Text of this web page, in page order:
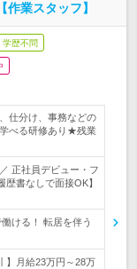
業スタッフ】
学歴不問
仕分け、事務などの
べる研修あり★残業
正社員デビュー・フ
書なしで面接OK】
ける！ 転居を伴う
】月給23万円～28万